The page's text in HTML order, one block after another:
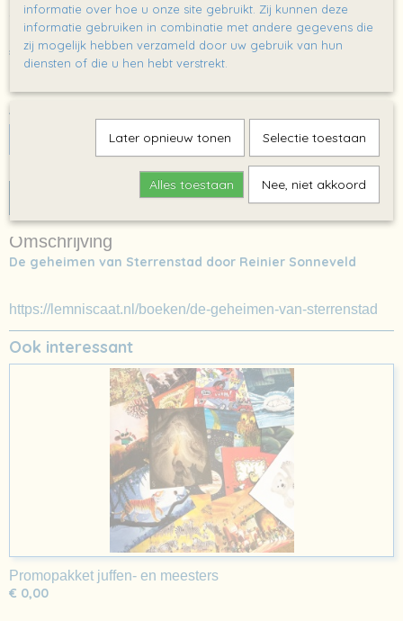
Sterrestad
€ 0,00 (inclusief btw 21%)
Aantal
IN WINKELWAGEN
Omschrijving
De geheimen van Sterrenstad door Reinier Sonneveld
https://lemniscaat.nl/boeken/de-geheimen-van-sterrenstad
Ook interessant
Promopakket juffen- en meesters
€ 0,00
informatie over hoe u onze site gebruikt. Zij kunnen deze
informatie gebruiken in combinatie met andere gegevens die
zij mogelijk hebben verzameld door uw gebruik van hun
diensten of die u hen hebt verstrekt.
Later opnieuw tonen Selectie toestaan
Alles toestaan Nee, niet akkoord